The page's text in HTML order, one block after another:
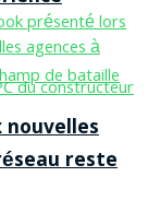
nouvelles
reste